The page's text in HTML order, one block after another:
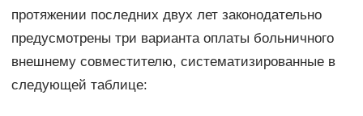
протяжении последних двух лет законодательно
предусмотрены три варианта оплаты больничного
внешнему совместителю, систематизированные в
следующей таблице: